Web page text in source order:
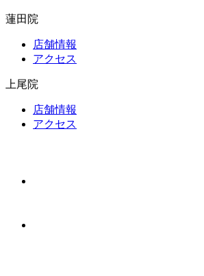
蓮田院
店舗情報
アクセス
上尾院
店舗情報
アクセス